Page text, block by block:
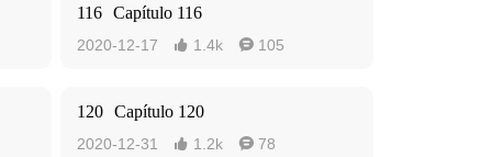
116 Capítulo 116
2020-12-17  1.4k  105
120 Capítulo 120
2020-12-31  1.2k  78